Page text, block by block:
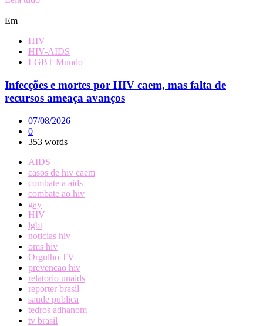
Em
HIV
HIV-AIDS
LGBT Mundo
Infecções e mortes por HIV caem, mas falta de
recursos ameaça avanços
07/08/2026
0
353 words
AIDS
casos de hiv caem
combate a aids
combate ao hiv
gay
HIV
lgbt
noticias hiv
oms hiv
Orgulho TV
prevencao hiv
relatorio unaids
reporter brasil
saude publica
tedros adhanom
tv brasil